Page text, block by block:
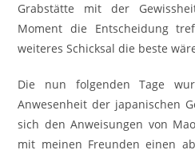
Grabstätte mit der
Moment die Entscheidung
weiteres Schicksal die beste
Die nun folgenden Tage
Anwesenheit der japanischen
sich den Anweisungen von
mit meinen Freunden einen